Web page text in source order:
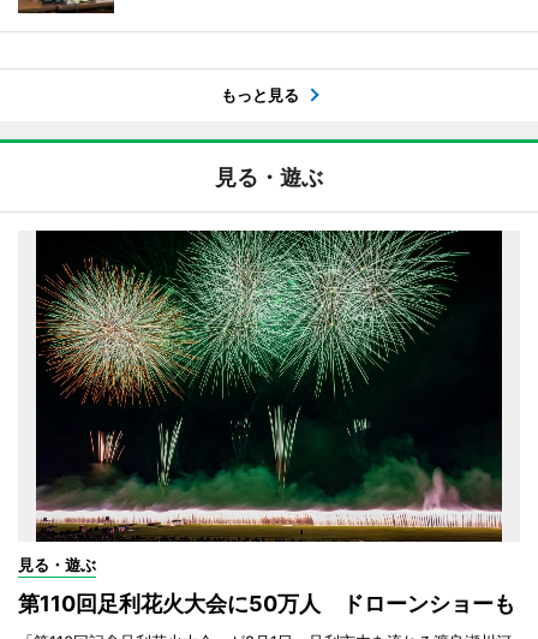
もっと見る
見る・遊ぶ
見る・遊ぶ
第110回足利花火大会に50万人 ドローンショーも